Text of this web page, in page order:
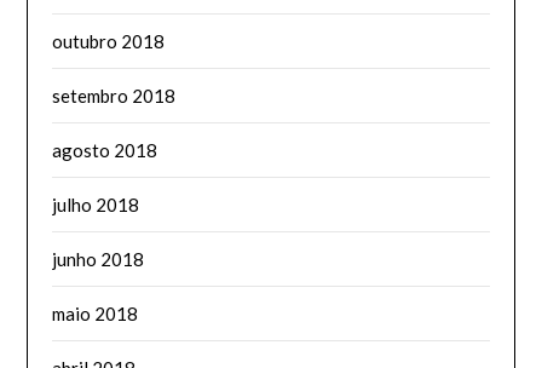
outubro 2018
setembro 2018
agosto 2018
julho 2018
junho 2018
maio 2018